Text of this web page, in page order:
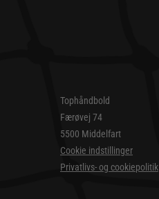
Tophåndbold
Færøvej 74
5500 Middelfart
Cookie indstillinger
Privatlivs- og cookiepolitik